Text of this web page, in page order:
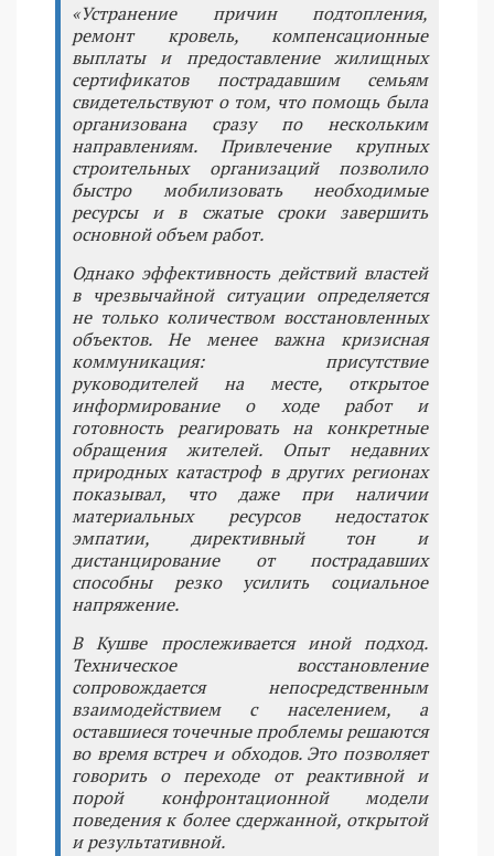
«Устранение причин подтопления,
ремонт кровель, компенсационные
выплаты и предоставление жилищных
сертификатов пострадавшим семьям
свидетельствуют о том, что помощь была
организована сразу по нескольким
направлениям. Привлечение крупных
строительных организаций позволило
быстро мобилизовать необходимые
ресурсы и в сжатые сроки завершить
основной объем работ.
Однако эффективность действий властей
в чрезвычайной ситуации определяется
не только количеством восстановленных
объектов. Не менее важна кризисная
коммуникация: присутствие
руководителей на месте, открытое
информирование о ходе работ и
готовность реагировать на конкретные
обращения жителей. Опыт недавних
природных катастроф в других регионах
показывал, что даже при наличии
материальных ресурсов недостаток
эмпатии, директивный тон и
дистанцирование от пострадавших
способны резко усилить социальное
напряжение.
В Кушве прослеживается иной подход.
Техническое восстановление
сопровождается непосредственным
взаимодействием с населением, а
оставшиеся точечные проблемы решаются
во время встреч и обходов. Это позволяет
говорить о переходе от реактивной и
порой конфронтационной модели
поведения к более сдержанной, открытой
и результативной.